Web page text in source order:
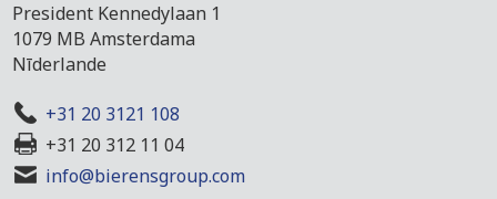
President Kennedylaan 1
1079 MB Amsterdama
Nīderlande
+31 20 3121 108
+31 20 312 11 04
info@bierensgroup.com